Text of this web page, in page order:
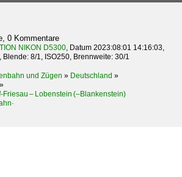
0 Kommentare
NIKON D5300, Datum 2023:08:01 14:16:03,
8/1, ISO250, Brennweite: 30/1
und Zügen » Deutschland »
»
– Lobenstein (–Blankenstein)